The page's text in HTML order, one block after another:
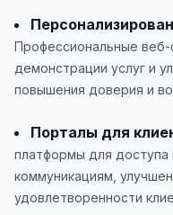
Профессиональные
демонстрации услуг и
повышения доверия и
Порталы для
платформы для доступа
коммуникациям,
удовлетворенности